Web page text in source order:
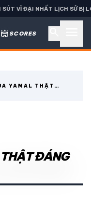
NHẤT LỊCH SỬ BỊ LOẠI CỰC
stadium SCORES
expand_more
YAMAL THẬT
THẬT ĐÁNG